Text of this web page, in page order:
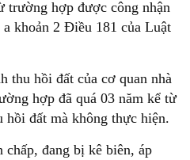
trường hợp được công nhận
khoản 2 Điều 181 của Luật
thu hồi đất của cơ quan nhà
hợp đã quá 03 năm kể từ
đất mà không thực hiện.
chấp, đang bị kê biên, áp